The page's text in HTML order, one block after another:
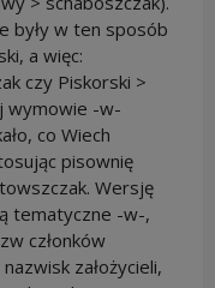
były w ten sposób
a więc:
czy Piskorski >
wymowie -w-
co Wiech
pisownię
Wersję
tematyczne -w-,
członków
założycieli,